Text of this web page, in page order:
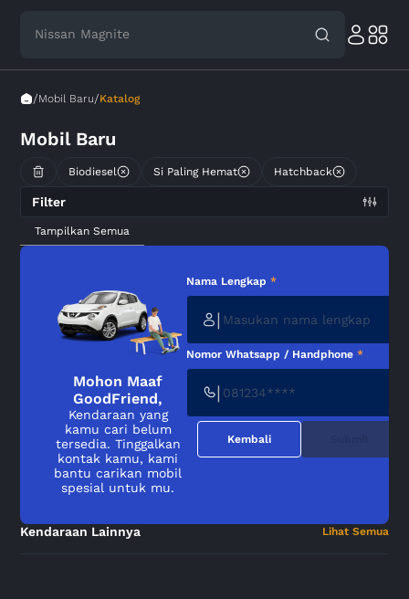
Toyota Avanza
/Mobil Baru/Katalog
Mobil Baru
Biodiesel Si Paling Hemat Hatchback
Filter
Tampilkan Semua
Mohon Maaf
GoodFriend,
Kendaraan yang
kamu cari belum
tersedia. Tinggalkan
kontak kamu, kami
bantu carikan mobil
spesial untuk mu.
Nama Lengkap*
|
Nomor Whatsapp / Handphone*
|
Kembali
Kendaraan Lainnya Lihat Semua